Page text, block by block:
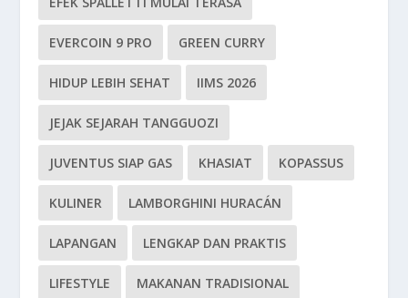
EVERCOIN 9 PRO GREEN CURRY
HIDUP LEBIH SEHAT IIMS 2026
JEJAK SEJARAH TANGGUOZI
JUVENTUS SIAP GAS KHASIAT KOPASSUS
KULINER LAMBORGHINI HURACÁN
LAPANGAN LENGKAP DAN PRAKTIS
LIFESTYLE MAKANAN TRADISIONAL